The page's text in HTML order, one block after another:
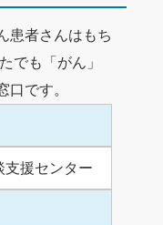
患者さんはもち
でも「がん」
口です。
援センター